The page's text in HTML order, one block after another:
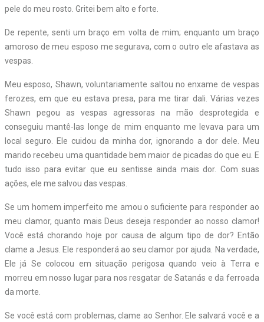
pele do meu rosto. Gritei bem alto e forte.
De repente, senti um braço em volta de mim; enquanto um braço
amoroso de meu esposo me segurava, com o outro ele afastava as
vespas.
Meu esposo, Shawn, voluntariamente saltou no enxame de vespas
ferozes, em que eu estava presa, para me tirar dali. Várias vezes
Shawn pegou as vespas agressoras na mão desprotegida e
conseguiu mantê-las longe de mim enquanto me levava para um
local seguro. Ele cuidou da minha dor, ignorando a dor dele. Meu
marido recebeu uma quantidade bem maior de picadas do que eu. E
tudo isso para evitar que eu sentisse ainda mais dor. Com suas
ações, ele me salvou das vespas.
Se um homem imperfeito me amou o suficiente para responder ao
meu clamor, quanto mais Deus deseja responder ao nosso clamor!
Você está chorando hoje por causa de algum tipo de dor? Então
clame a Jesus. Ele responderá ao seu clamor por ajuda. Na verdade,
Ele já Se colocou em situação perigosa quando veio à Terra e
morreu em nosso lugar para nos resgatar de Satanás e da ferroada
da morte.
Se você está com problemas, clame ao Senhor. Ele salvará você e a